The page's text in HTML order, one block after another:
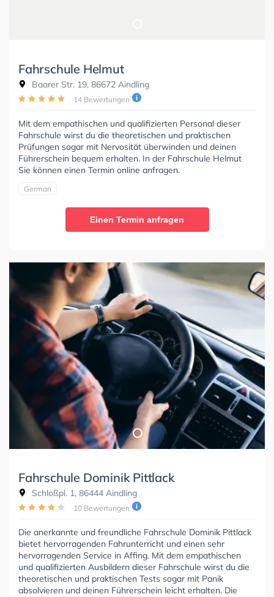
Fahrschule Helmut
Baarer Str. 19, 86672 Aindling
14 Bewertungen
Mit dem empathischen und qualifizierten Personal dieser
Fahrschule wirst du die theoretischen und praktischen
Prüfungen sogar mit Nervosität überwinden und deinen
Führerschein bequem erhalten. In der Fahrschule Helmut
Sie können einen Termin online anfragen.
German
Einen Termin anfragen
Fahrschule Dominik Pittlack
Schloßpl. 1, 86444 Aindling
10 Bewertungen
Die anerkannte und freundliche Fahrschule Dominik Pittlack
bietet hervorragenden Fahrunterricht und einen sehr
hervorragenden Service in Affing. Mit dem empathischen
und qualifizierten Ausbildern dieser Fahrschule wirst du die
theoretischen und praktischen Tests sogar mit Panik
absolvieren und deinen Führerschein leicht erhalten. Die